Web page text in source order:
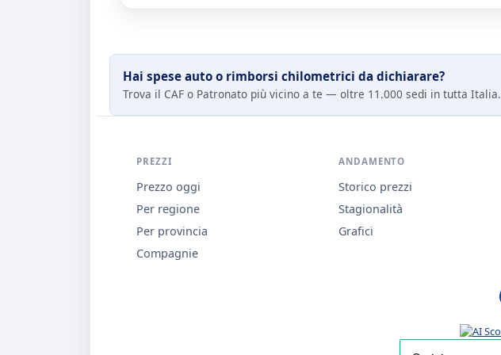
Hai spese auto o rimborsi chilometrici da dichiarare?
Trova il CAF o Patronato più vicino a te — oltre 11.000 sedi in tutta Italia.
PREZZI
Prezzo oggi
Per regione
Per provincia
Compagnie
ANDAMENTO
Storico prezzi
Stagionalità
Grafici